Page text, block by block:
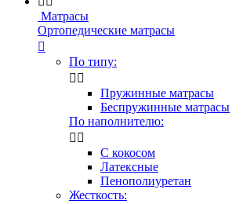
Матрасы
Ортопедические матрасы

По типу:
 
Пружинные матрасы
Беспружинные матрасы
По наполнителю:
 
С кокосом
Латексные
Пенополиуретан
Жесткость: